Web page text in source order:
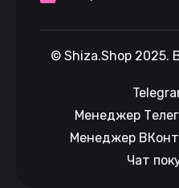
© Shiza.Shop 2025.
Менеджер
Менеджер
Чат